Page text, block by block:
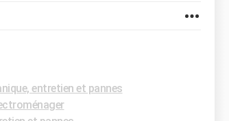
entretien et pannes